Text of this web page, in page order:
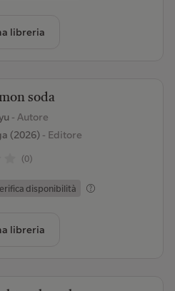
libreria
soda
- Autore
(2026)- Editore
(0)
disponibilità
libreria